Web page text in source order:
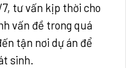
tư vấn kịp thời cho
vấn đề trong quá
tận nơi dự án để
sinh.